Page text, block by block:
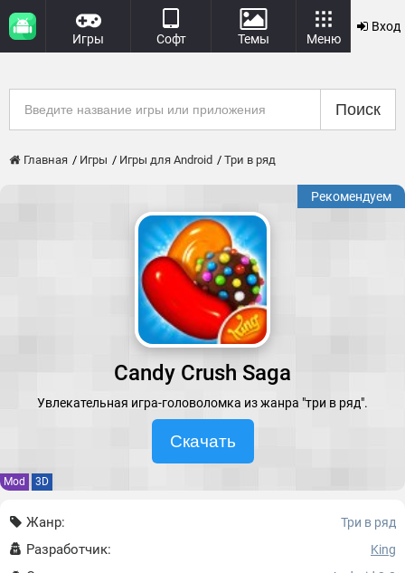
Игры Софт Темы Меню
Вход
Поиск
Главная Игры Игры для Android Три в ряд
Рекомендуем
Candy Crush Saga
Увлекательная игра-головоломка из жанра "три в ряд".
Скачать
Mod 3D
Жанр: Три в ряд
Разработчик: King